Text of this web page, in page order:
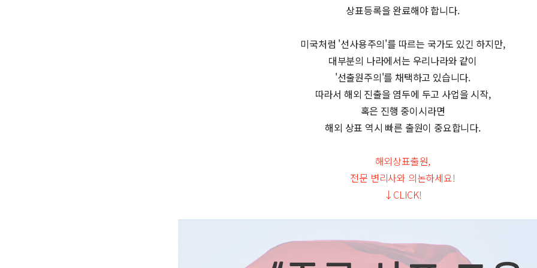
상표등록을 완료해야 합니다.
미국처럼 '선사용주의'를 따르는 국가도 있긴 하지만,
대부분의 나라에서는 우리나라와 같이
'선출원주의'를 채택하고 있습니다.
따라서 해외 진출을 염두에 두고 사업을 시작,
혹은 진행 중이시라면
해외 상표 역시 빠른 출원이 중요합니다.
해외상표출원,
전문 변리사와 의논하세요!
↓CLICK!